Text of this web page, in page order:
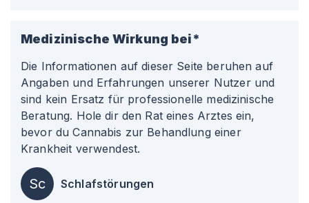
Medizinische Wirkung bei*
Die Informationen auf dieser Seite beruhen auf
Angaben und Erfahrungen unserer Nutzer und
sind kein Ersatz für professionelle medizinische
Beratung. Hole dir den Rat eines Arztes ein,
bevor du Cannabis zur Behandlung einer
Krankheit verwendest.
Sc Schlafstörungen